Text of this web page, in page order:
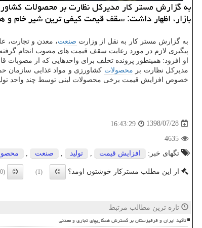
به گزارش مستر كار مدیركل نظارت بر محصولات
بازار، اظهار داشت: سقف قیمت كیفی ترین شیر خام و همینطور ۱۴ قلم فرآورده های لبنی تعیین و
به گزارش مستر كار به نقل از وزارت صنعت، معدن و تجارت،
پیگیری لازم در مورد رعایت سقف قیمت های مصوب انجام
او افزود: همینطور پرونده تخلف برای واحدهایی كه از
مدیركل نظارت بر محصولات كشاورزی و مواد غذایی سازمان
خصوص افزایش قیمت برخی محصولات لبنی توسط چند واحد
1398/07/28
16:43:29
4635
تگهای خبر:
افزایش قیمت تولید صنعت
از این مطلب مسترکار خوشتون اومد؟ (1)
(0)
تازه ترین مطالب مرتبط
تأکید ایران و قرقیزستان بر گسترش همکاریهای تجاری و معدنی